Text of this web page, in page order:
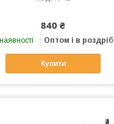
840 ₴
Оптом і в роздріб
Купити